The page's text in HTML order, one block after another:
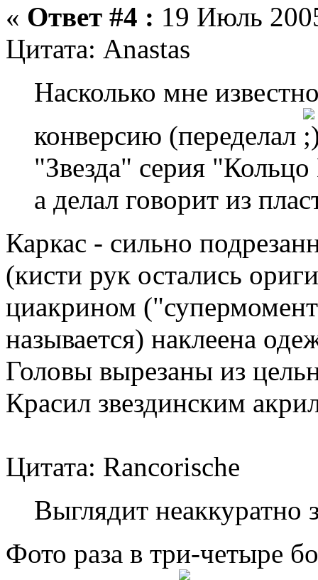
« Ответ #4 : 19 Июль
Цитата: Anastas
Насколько мне
конверсию (переделал
"Звезда" серия
а делал говорит из
Каркас - сильно
(кисти рук остались
циакрином
называется) наклеена
Головы вырезаны из
Красил звездинским
Цитата: Rancorische
Выглядит
Фото раза в три-четыре